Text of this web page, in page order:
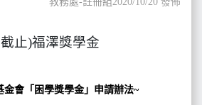
止)福澤獎學金
會「困學獎學金」申請辦法~